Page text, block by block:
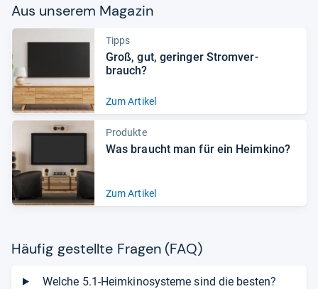
Aus unse­rem Maga­zin
Tipps
Groß, gut, gerin­ger Strom­ver­
brauch?
Zum Artikel
Produkte
Was braucht man für ein Heim­kino?
Zum Artikel
Häu­fig gestellte Fra­gen (FAQ)
Welche 5.1-Heimkinosysteme sind die besten?